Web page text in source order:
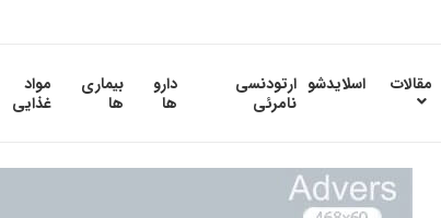
مقالات اسلایدشو ارتودنسی
نامرئی
دارو
ها
بیماری
ها
مواد
غذایی